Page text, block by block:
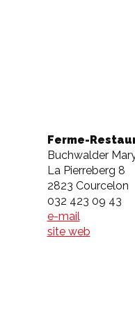
Ferme-
Buchwalder
La Pierreberg 8
2823 Courcelon
032 423 09 43
e-mail
site web